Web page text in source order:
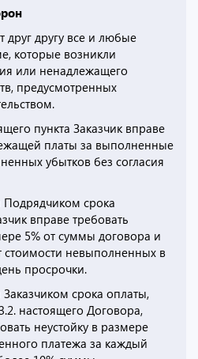
другу все и любые
которые возникли
или ненадлежащего
предусмотренных
пункта Заказчик вправе
платы за выполненные
убытков без согласия
Подрядчиком срока
вправе требовать
5% от суммы договора и
стоимости невыполненных в
просрочки.
срока оплаты,
настоящего Договора,
неустойку в размере
платежа за каждый